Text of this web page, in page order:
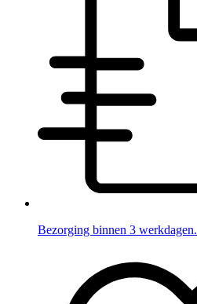
Bezorging binnen 3 werkdagen.